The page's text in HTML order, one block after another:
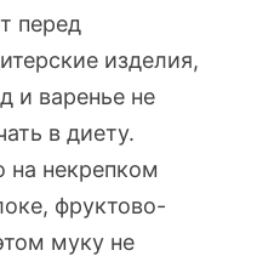
перед
изделия,
и варенье не
в диету.
на некрепком
фруктово-
муку не